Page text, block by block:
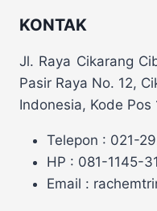
KONTAK
Jl. Raya Cikarang
Pasir Raya No. 12,
Indonesia, Kode Pos
Telepon : 021-
HP : 081-1145-
Email :